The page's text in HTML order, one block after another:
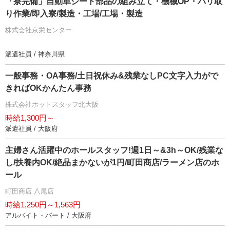
り作業/即入寮/製造・工場/工場・製造
株式会社京栄センター
派遣社員 / 神奈川県
一般事務・OA事務/土日祝休み&残業なしPC文字入力がで
きればOKかんたん事務
株式会社ホットスタッフ北大阪
時給1,300円～
派遣社員 / 大阪府
主婦さん活躍中のホールスタッフ!週1日～&3h～OK/残業な
し/扶養内OK/絶品まかないが1円/町田商店/ラーメン店のホ
ール
町田商店 八尾店
時給1,250円～1,563円
アルバイト・パート / 大阪府